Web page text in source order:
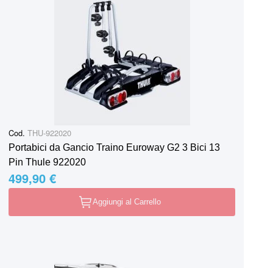
Cod. THU-922020
Portabici da Gancio Traino Euroway G2 3 Bici 13
Pin Thule 922020
499,90 €
Aggiungi al Carrello